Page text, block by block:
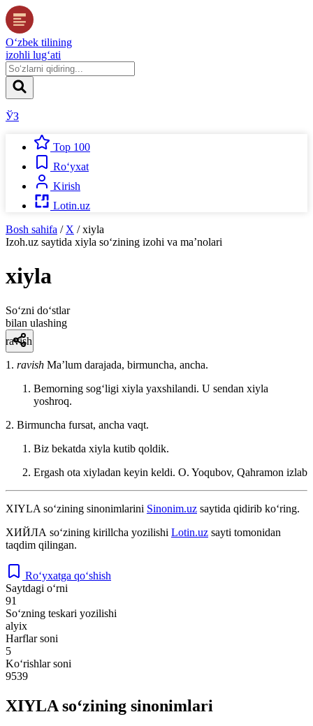
O‘zbek tilining
izohli lug‘ati
ЎЗ
Top 100
Ro‘yxat
Kirish
Lotin.uz
Bosh sahifa / X / xiyla
Izoh.uz saytida xiyla so‘zining izohi va ma’nolari
xiyla
So‘zni do‘stlar
bilan ulashing
ravish
1. ravish Maʼlum darajada, birmuncha, ancha.
Bemorning sogʻligi xiyla yaxshilandi. U sendan xiyla
yoshroq.
2. Birmuncha fursat, ancha vaqt.
Biz bekatda xiyla kutib qoldik.
Ergash ota xiyladan keyin keldi. O. Yoqubov, Qahramon izlab
XIYLA so‘zining sinonimlarini Sinonim.uz saytida qidirib ko‘ring.
ХИЙЛА so‘zining kirillcha yozilishi Lotin.uz sayti tomonidan
taqdim qilingan.
Ro‘yxatga qo‘shish
Saytdagi o‘rni
91
So‘zning teskari yozilishi
alyix
Harflar soni
5
Ko‘rishlar soni
9539
XIYLA so‘zining sinonimlari